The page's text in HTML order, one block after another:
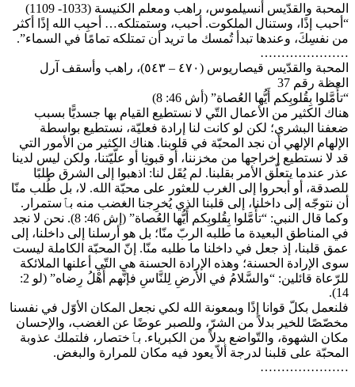
المحبة والقدّيس أنسيلموس، راهب ومعلم الكنيسة (1033- 1109)
“أحبب إذًا، وستنال الملكوت. أحبب، وستمتلكه… أحبِب الله إذًا أكثر
من نفسِكَ، وعندها تبدأ تُمسك ما تريد أن تمتلكه تمامًا في السماء”.
…………………
المحبة والقدّيس قيصاريوس (٤٧٠ – ٥٤٣)، راهب وأسقف آرل
العظة رقم 37
“تأَمَّلوا بِقُلوبِكم أَيُّها العُصاة” (أش 46: 8)
هناك الكثير من الأعمال التّي لا نستطيع القيام بها جسديًّا بسبب
ضعفنا البشري؛ لكن لو كانت لنا إرادة فعليّة، نستطيع بواسطة
الإلهام الإلهي أن نجد المحبّة في قلوبنا. هناك الكثير من الأمور التي
قد لا نستطيع إخراجها من مخزننا، أو قبونِا أو علّيّتنا، ولكن ليس لدينا
عذر عندما يتعلّق الأمر بقلبنا. لم يُقَل لنا: اذهبوا إلى الشرق طلبًا
للصدقة، أو أبحروا إلى الغرب للعثور على محبّة الله. لا، بل طُلب منّا
أن نتوجّه إلى داخلنا، إلى قلبنا الذي يُخرِجنا الغضب منه بٱستمرار.
وكما قال النبي: “تأَمَّلوا بِقُلوبِكم أَيُّها العُصاة” (إش 46: 8). نحن لا نجد
في المناطق البعيدة ما طلبه الربّ منّا؛ بل هو أرسلنا إلى داخلنا، إلى
عمق قلبنا، إذ جعل في داخلنا ما طلبه منّا. إنّ المحبّة الكاملة ليست
سوى الإرادة الحسنة؛ وهذه الإرادة الحسنة هي التّي أعلنها الملائكة
للرّعاة قائلين: “والسَّلامُ في الأَرضِ لِلنَّاسِ فإنَّهم أَهْلُ رِضاه” (لو 2:
14).
فلنعمل بكلّ قوانا إذًا وبمعونة الله لكي نجعل المكان الأوّل في نفسنا
مخصّصًا للخير بدلاً من الشرّ، وللصبر عوضًا عن الغضب، والإحسان
مكان الشهوة، والتّواضع بدلاً من الكبرياء. بٱختصار، فلتملك عذوبة
المحبّة على قلبنا لدرجة ألاّ يعود فيه مكان للمرارة والبغض.
…………………